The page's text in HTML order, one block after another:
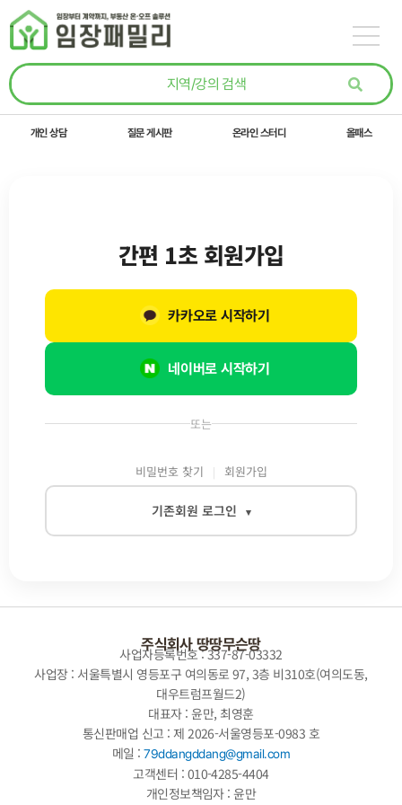
콘텐츠로
건너뛰기
개인 상담 질문 게시판 온라인 스터디 올패스
또는
비밀번호 찾기 회원가입
기존회원 로그인 ▾
로그인
간편 1초 회원가입
네이버로 시작하기
카카오로 시작하기
주식회사 땅땅무슨땅
사업자등록번호 : 337-87-03332
사업장 : 서울특별시 영등포구 여의동로 97, 3층 비310호(여의도동,
대우트럼프월드2)
대표자 : 윤만, 최영훈
통신판매업 신고 : 제 2026-서울영등포-0983 호
메일 :79ddangddang@gmail.com
고객센터 : 010-4285-4404
개인정보책임자 : 윤만